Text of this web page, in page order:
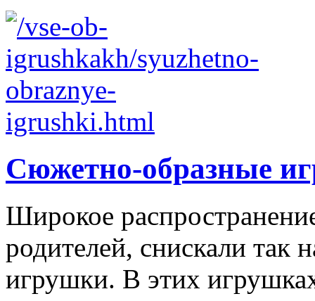
Сюжетно-образные
Широкое
родителей, снискали так
игрушки. В этих